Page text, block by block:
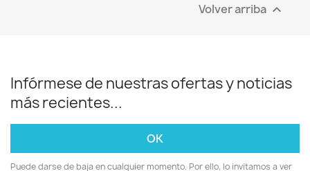
Volver arriba 
Infórmese de nuestras ofertas y noticias
más recientes...
Puede darse de baja en cualquier momento. Por ello, lo invitamos a ver